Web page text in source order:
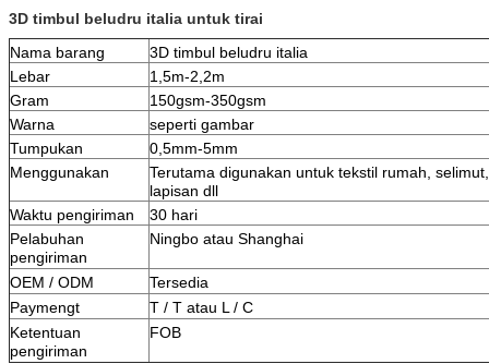
3D timbul beludru italia untuk tirai
Nama barang
3D timbul beludru italia
Lebar
1,5m-2,2m
Gram
150gsm-350gsm
Warna
seperti gambar
Tumpukan
0,5mm-5mm
Menggunakan
Terutama digunakan untuk tekstil rumah,
lapisan dll
Waktu pengiriman
30 hari
Pelabuhan
pengiriman
Ningbo atau Shanghai
OEM / ODM
Tersedia
Paymengt
T / T atau L / C
Ketentuan
pengiriman
FOB